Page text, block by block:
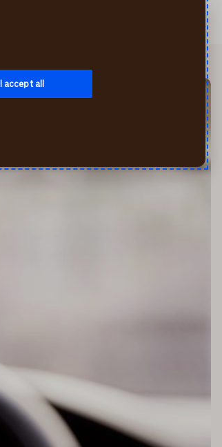
I accept all